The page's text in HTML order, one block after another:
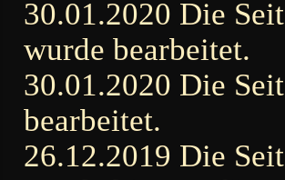
30.01.2020 Die
wurde bearbeitet.
30.01.2020 Die
bearbeitet.
26.12.2019 Die